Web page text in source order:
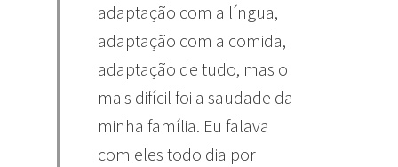
adaptação com a língua,
adaptação com a comida,
adaptação de tudo, mas o
mais difícil foi a saudade da
minha família. Eu falava
com eles todo dia por